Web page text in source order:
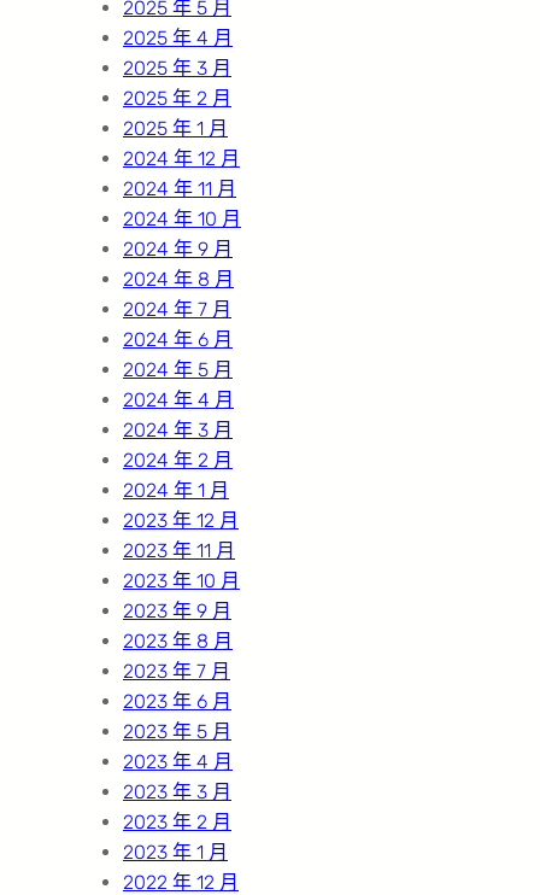
2025 年 5 月
2025 年 4 月
2025 年 3 月
2025 年 2 月
2025 年 1 月
2024 年 12 月
2024 年 11 月
2024 年 10 月
2024 年 9 月
2024 年 8 月
2024 年 7 月
2024 年 6 月
2024 年 5 月
2024 年 4 月
2024 年 3 月
2024 年 2 月
2024 年 1 月
2023 年 12 月
2023 年 11 月
2023 年 10 月
2023 年 9 月
2023 年 8 月
2023 年 7 月
2023 年 6 月
2023 年 5 月
2023 年 4 月
2023 年 3 月
2023 年 2 月
2023 年 1 月
2022 年 12 月